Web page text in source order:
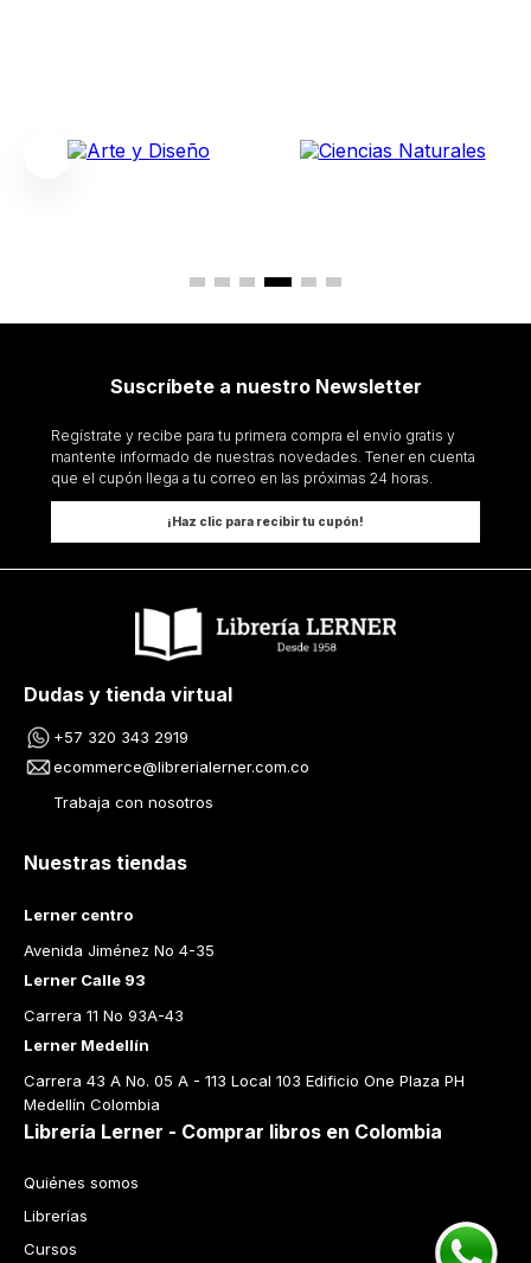
Suscríbete a nuestro Newsletter
Regístrate y recibe para tu primera compra el envío gratis y
mantente informado de nuestras novedades. Tener en cuenta
que el cupón llega a tu correo en las próximas 24 horas.
¡Haz clic para recibir tu cupón!
Dudas y tienda virtual
+57 320 343 2919
ecommerce@librerialerner.com.co
Trabaja con nosotros
Nuestras tiendas
Lerner centro
Avenida Jiménez No 4-35
Lerner Calle 93
Carrera 11 No 93A-43
Lerner Medellín
Carrera 43 A No. 05 A - 113 Local 103 Edificio One Plaza PH
Medellín Colombia
Librería Lerner - Comprar libros en Colombia
Quiénes somos
Librerías
Cursos